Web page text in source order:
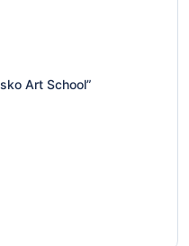
Art School”